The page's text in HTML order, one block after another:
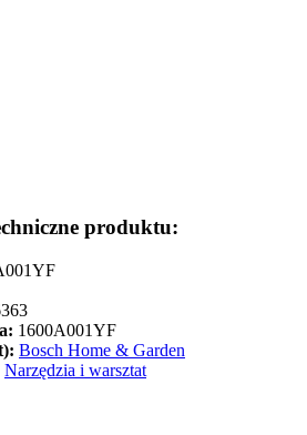
produktu:
1600A001YF
Bosch Home & Garden
Narzędzia i warsztat